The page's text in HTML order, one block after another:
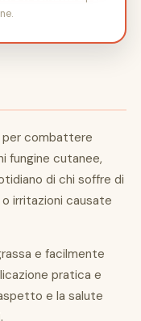
per combattere
fungine cutanee,
di chi soffre di
irritazioni causate
e facilmente
pratica e
e la salute